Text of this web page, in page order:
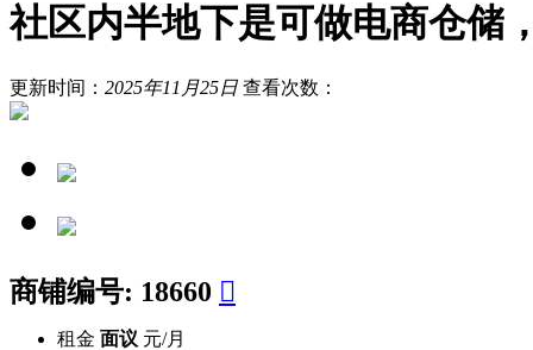
社区内半地下是可做电商仓储
更新时间： 2025年11月25日 查看次数：
商铺编号: 18660 
租金 面议 元/月